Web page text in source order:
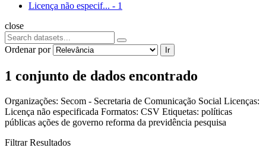
Licença não especif... - 1
close
Ordenar por Ir
1 conjunto de dados encontrado
Organizações: Secom - Secretaria de Comunicação Social Licenças:
Licença não especificada Formatos: CSV Etiquetas: políticas
públicas ações de governo reforma da previdência pesquisa
Filtrar Resultados